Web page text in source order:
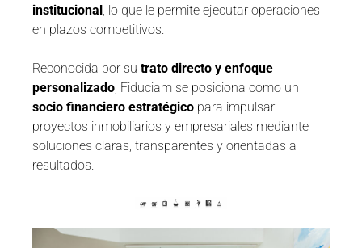
institucional , lo que le permite ejecutar operaciones
en plazos competitivos.
Reconocida por su trato directo y enfoque
personalizado, Fiduciam se posiciona como un
socio financiero estratégico para impulsar
proyectos inmobiliarios y empresariales mediante
soluciones claras, transparentes y orientadas a
resultados.